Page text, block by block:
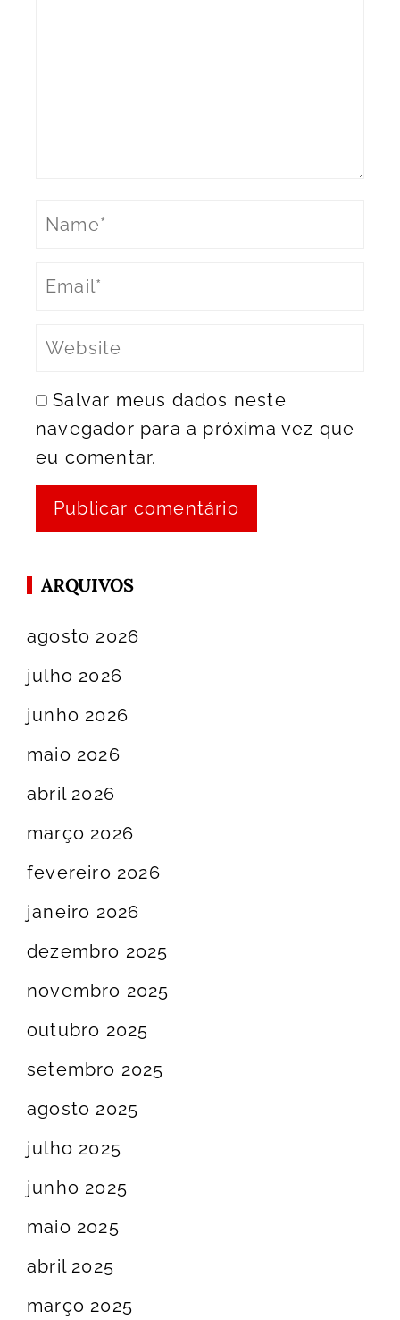
Salvar meus dados neste
navegador para a próxima vez que
eu comentar.
ARQUIVOS
agosto 2026
julho 2026
junho 2026
maio 2026
abril 2026
março 2026
fevereiro 2026
janeiro 2026
dezembro 2025
novembro 2025
outubro 2025
setembro 2025
agosto 2025
julho 2025
junho 2025
maio 2025
abril 2025
março 2025